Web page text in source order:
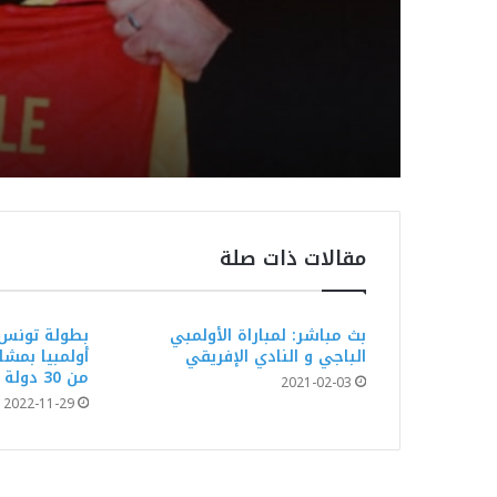
Patrice Beaumelle
مقالات ذات صلة
بث مباشر: لمباراة الأولمبي
الباجي و النادي الإفريقي
2021-02-03
بطولة
أولمبيا
من 30 دولة
2022-11-29